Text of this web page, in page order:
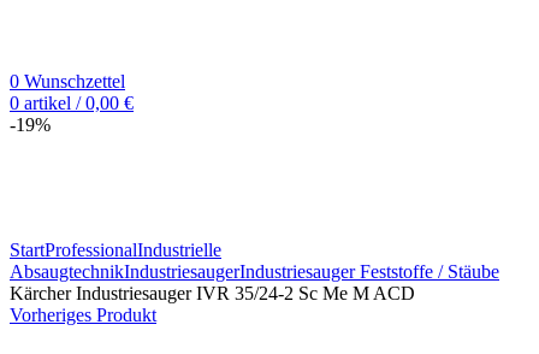
0 Wunschzettel
0 artikel / 0,00 €
-19%
StartProfessionalIndustrielle
AbsaugtechnikIndustriesaugerIndustriesauger Feststoffe / Stäube
Kärcher Industriesauger IVR 35/24-2 Sc Me M ACD
Vorheriges Produkt